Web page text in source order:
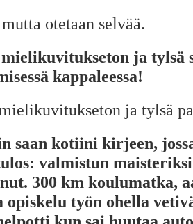
otetaan selvää.
mielikuvitukseton ja tylsä
kappaleessa!
ja tylsä
saan kotiini kirjeen,
valmistun
300 km koulumatka,
opiskelu työn ohella